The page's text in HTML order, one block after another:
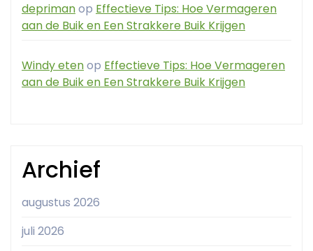
deprimanop Effectieve Tips: Hoe Vermageren
aan de Buik en Een Strakkere Buik Krijgen
Windy etenop Effectieve Tips: Hoe Vermageren
aan de Buik en Een Strakkere Buik Krijgen
Archief
augustus 2026
juli 2026